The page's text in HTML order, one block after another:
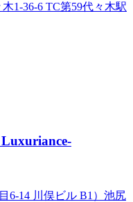
1-36-6 TC第59代々木駅
6-14 川俣ビル B1）池尻